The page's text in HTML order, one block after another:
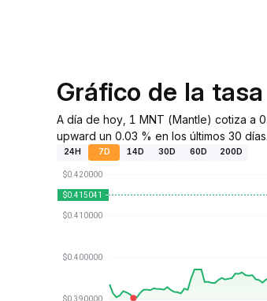
Gráfico de la
A día de hoy, 1 MNT (Mantle) cotiza a
upward un 0.03 % en los últimos 30 días.
24H 7D 14D 30D 60D 200D